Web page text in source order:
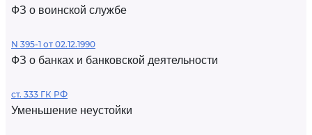
ФЗ о воинской службе
N 395-1 от 02.12.1990
ФЗ о банках и банковской деятельности
ст. 333 ГК РФ
Уменьшение неустойки